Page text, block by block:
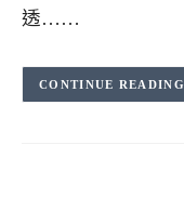
透……
CONTINUE READING